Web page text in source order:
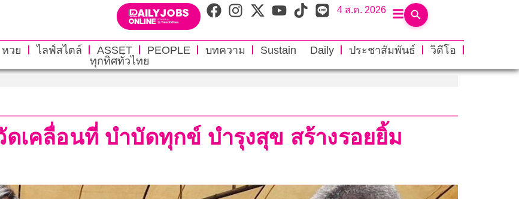
4 ส.ค. 2026
หวย ไลฟ์สไตล์ ASSET PEOPLE บทความ Sustain Daily ประชาสัมพันธ์
วิดีโอ
ทุกทิศทั่วไทย
เคลื่อนที่ บำบัดทุกข์ บำรุงสุข สร้างรอยยิ้ม